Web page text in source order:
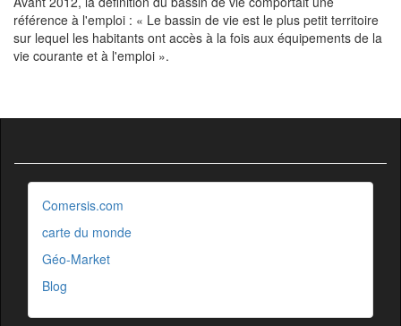
référence à l'emploi : « Le bassin de vie est le plus petit territoire
sur lequel les habitants ont accès à la fois aux équipements de la
vie courante et à l'emploi ».
Comersis.com
carte du monde
Géo-Market
Blog